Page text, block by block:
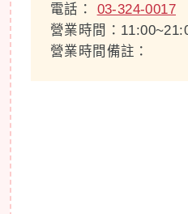
電話： 03-324-0017
營業時間：
營業時間備註：